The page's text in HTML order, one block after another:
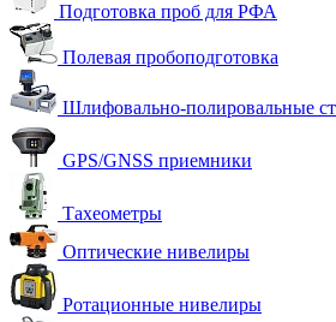
Подготовка проб для РФА
Полевая пробоподготовка
Шлифовально-полировальные
GPS/GNSS приемники
Тахеометры
Оптические нивелиры
Ротационные нивелиры